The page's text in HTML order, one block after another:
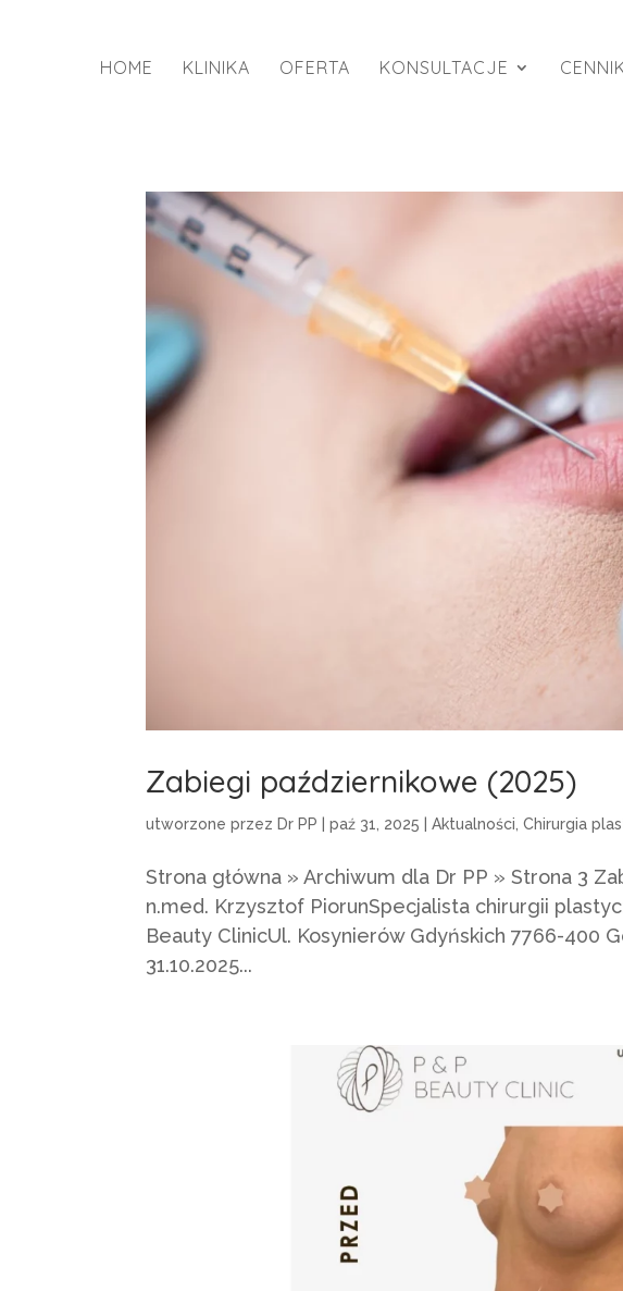
HOME KLINIKA OFERTA KONSULTACJE
Zabiegi październikowe (2025)
utworzone przez Dr PP |paź 31, 2025 |Aktualności ,Chirurgia
Strona główna » Archiwum dla Dr PP » Strona 3
n.med. Krzysztof PiorunSpecjalista chirurgii
Beauty ClinicUl. Kosynierów Gdyńskich 7766-400
31.10.2025...